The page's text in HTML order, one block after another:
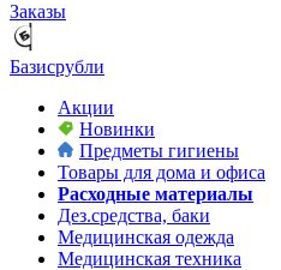
Заказы
Базисрубли
Акции
Новинки
Предметы гигиены
Товары для дома и офиса
Расходные материалы
Дез.средства, баки
Медицинская одежда
Медицинская техника